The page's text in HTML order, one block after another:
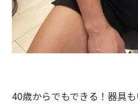
40歳からでもできる！器具